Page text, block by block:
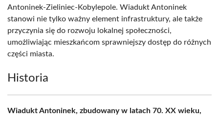
Antoninek-Zieliniec-Kobylepole. Wiadukt Antoninek
stanowi nie tylko ważny element infrastruktury, ale także
przyczynia się do rozwoju lokalnej społeczności,
umożliwiając mieszkańcom sprawniejszy dostęp do różnych
części miasta.
Historia
Wiadukt Antoninek, zbudowany w latach 70. XX wieku,